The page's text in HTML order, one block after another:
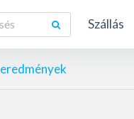
Szállás
eredmények